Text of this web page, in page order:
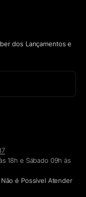
dos Lançamentos e
18h e Sábado 09h às
Não é Possível Atender